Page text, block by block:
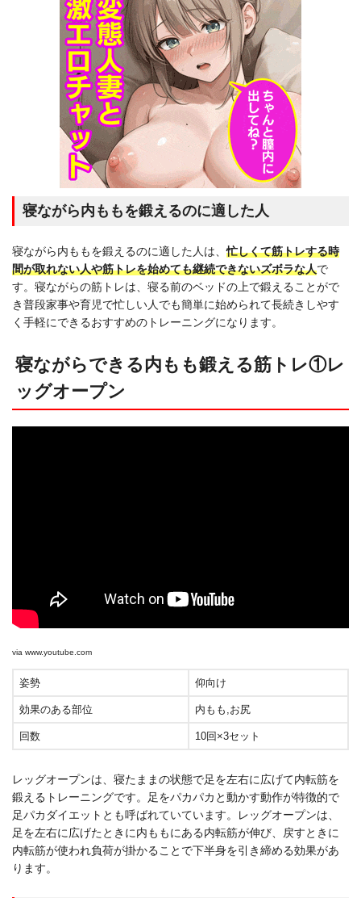
寝ながら内ももを鍛えるのに適した人
寝ながら内ももを鍛えるのに適した人は、忙しくて筋トレする時
間が取れない人や筋トレを始めても継続できないズボラな人で
す。寝ながらの筋トレは、寝る前のベッドの上で鍛えることがで
き普段家事や育児で忙しい人でも簡単に始められて長続きしやす
く手軽にできるおすすめのトレーニングになります。
寝ながらできる内もも鍛える筋トレ①レ
ッグオープン
via www.youtube.com
姿勢 仰向け
効果のある部位 内もも,お尻
回数 10回×3セット
レッグオープンは、寝たままの状態で足を左右に広げて内転筋を
鍛えるトレーニングです。足をパカパカと動かす動作が特徴的で
足パカダイエットとも呼ばれていています。レッグオープンは、
足を左右に広げたときに内ももにある内転筋が伸び、戻すときに
内転筋が使われ負荷が掛かることで下半身を引き締める効果があ
ります。